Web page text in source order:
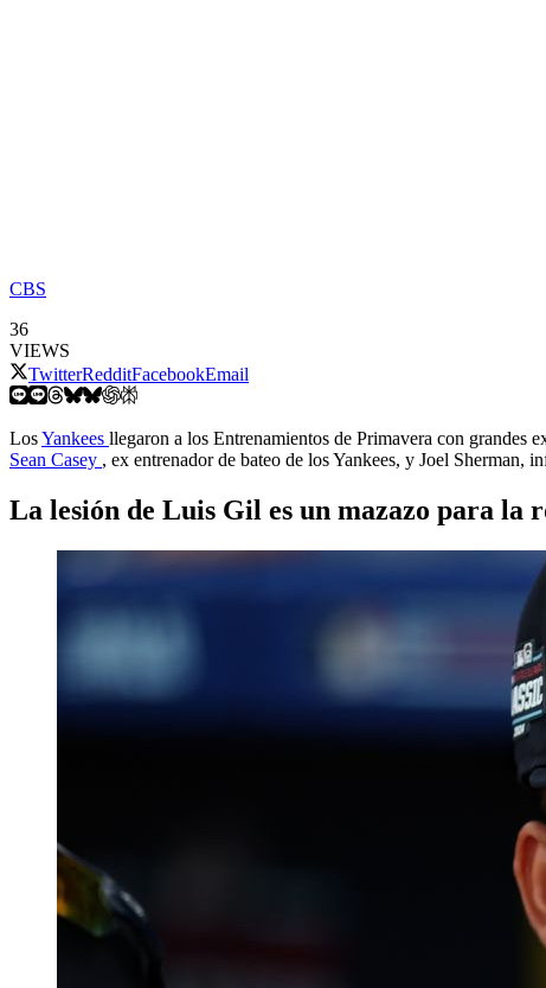
CBS
36
VIEWS
TwitterRedditFacebookEmail
LosYankees llegaron a los Entrenamientos de Primavera con grandes
Sean Casey , ex entrenador de bateo de los Yankees, y Joel
La lesión de Luis Gil es un mazazo para la